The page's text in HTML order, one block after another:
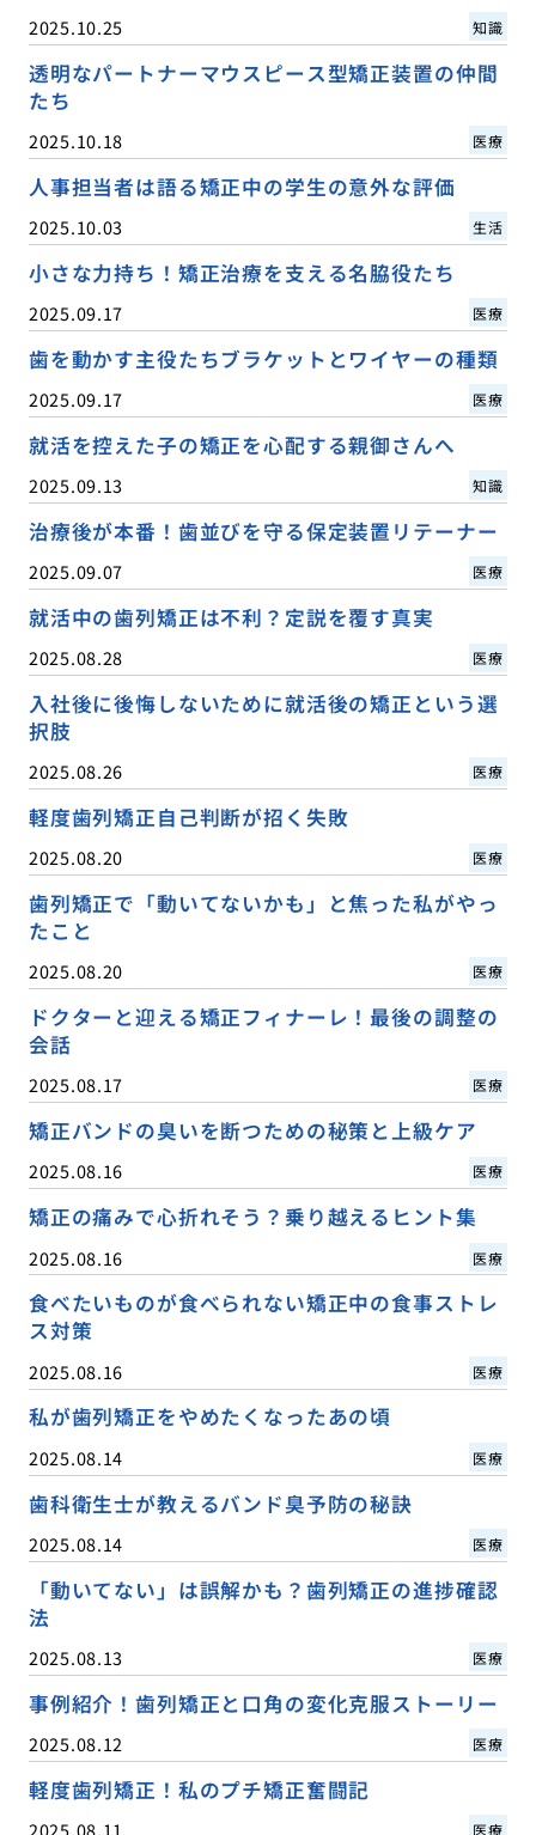
2025.10.25 知識
透明なパートナーマウスピース型矯正装置の仲間
たち
2025.10.18 医療
人事担当者は語る矯正中の学生の意外な評価
2025.10.03 生活
小さな力持ち！矯正治療を支える名脇役たち
2025.09.17 医療
歯を動かす主役たちブラケットとワイヤーの種類
2025.09.17 医療
就活を控えた子の矯正を心配する親御さんへ
2025.09.13 知識
治療後が本番！歯並びを守る保定装置リテーナー
2025.09.07 医療
就活中の歯列矯正は不利？定説を覆す真実
2025.08.28 医療
入社後に後悔しないために就活後の矯正という選
択肢
2025.08.26 医療
軽度歯列矯正自己判断が招く失敗
2025.08.20 医療
歯列矯正で「動いてないかも」と焦った私がやっ
たこと
2025.08.20 医療
ドクターと迎える矯正フィナーレ！最後の調整の
会話
2025.08.17 医療
矯正バンドの臭いを断つための秘策と上級ケア
2025.08.16 医療
矯正の痛みで心折れそう？乗り越えるヒント集
2025.08.16 医療
食べたいものが食べられない矯正中の食事ストレ
ス対策
2025.08.16 医療
私が歯列矯正をやめたくなったあの頃
2025.08.14 医療
歯科衛生士が教えるバンド臭予防の秘訣
2025.08.14 医療
「動いてない」は誤解かも？歯列矯正の進捗確認
法
2025.08.13 医療
事例紹介！歯列矯正と口角の変化克服ストーリー
2025.08.12 医療
軽度歯列矯正！私のプチ矯正奮闘記
2025.08.11 医療